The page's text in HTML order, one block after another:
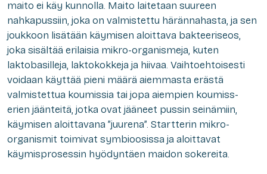
maito ei käy kunnolla. Maito laitetaan suureen
nahkapussiin, joka on valmistettu härännahasta, ja sen
joukkoon lisätään käymisen aloittava bakteeriseos,
joka sisältää erilaisia mikro-organismeja, kuten
laktobasilleja, laktokokkeja ja hiivaa. Vaihtoehtoisesti
voidaan käyttää pieni määrä aiemmasta erästä
valmistettua koumissia tai jopa aiempien koumiss-
erien jäänteitä, jotka ovat jääneet pussin seinämiin,
käymisen aloittavana ”juurena”. Startterin mikro-
organismit toimivat symbioosissa ja aloittavat
käymisprosessin hyödyntäen maidon sokereita.